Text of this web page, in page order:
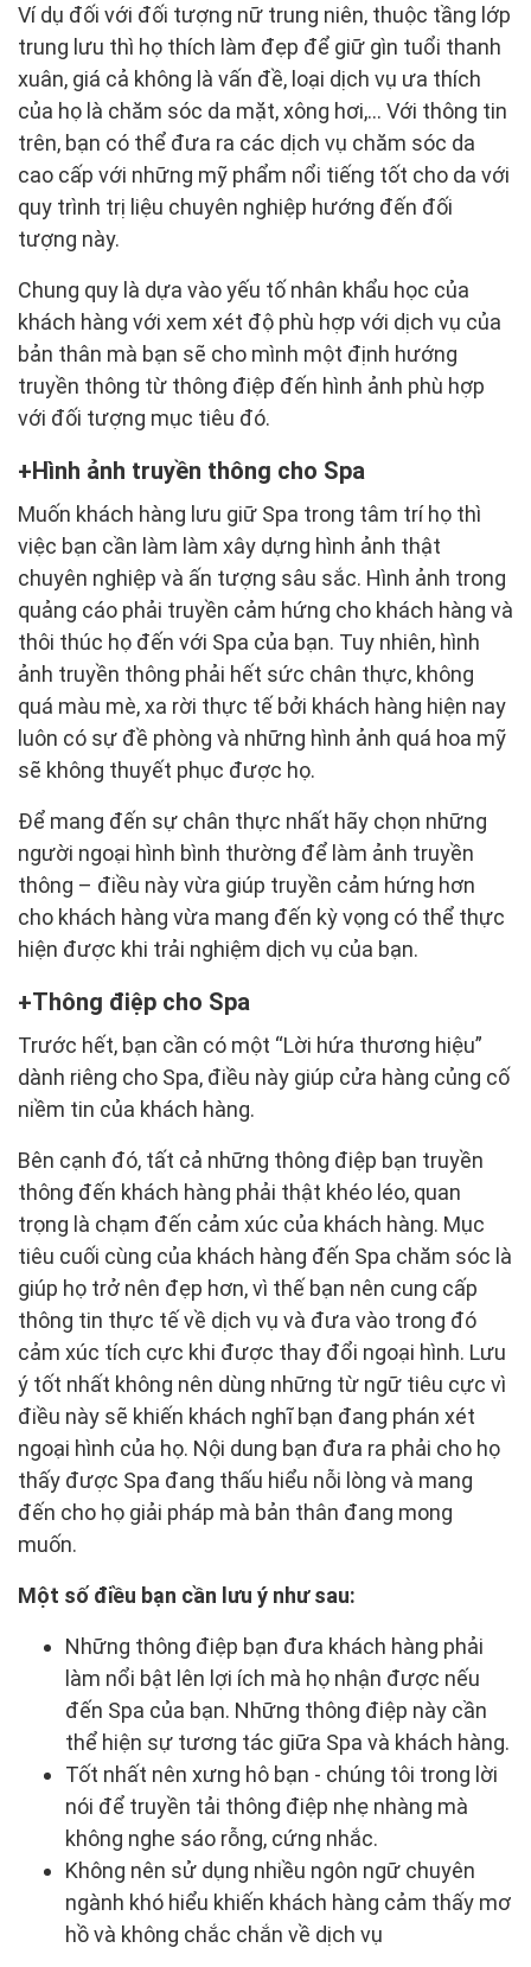
Ví dụ đối với đối tượng nữ trung niên, thuộc tầng lớp
trung lưu thì họ thích làm đẹp để giữ gìn tuổi thanh
xuân, giá cả không là vấn đề, loại dịch vụ ưa thích
của họ là chăm sóc da mặt, xông hơi,... Với thông tin
trên, bạn có thể đưa ra các dịch vụ chăm sóc da
cao cấp với những mỹ phẩm nổi tiếng tốt cho da với
quy trình trị liệu chuyên nghiệp hướng đến đối
tượng này.
Chung quy là dựa vào yếu tố nhân khẩu học của
khách hàng với xem xét độ phù hợp với dịch vụ của
bản thân mà bạn sẽ cho mình một định hướng
truyền thông từ thông điệp đến hình ảnh phù hợp
với đối tượng mục tiêu đó.
Hình ảnh truyền thông cho Spa
Muốn khách hàng lưu giữ Spa trong tâm trí họ thì
việc bạn cần làm làm xây dựng hình ảnh thật
chuyên nghiệp và ấn tượng sâu sắc. Hình ảnh trong
quảng cáo phải truyền cảm hứng cho khách hàng và
thôi thúc họ đến với Spa của bạn. Tuy nhiên, hình
ảnh truyền thông phải hết sức chân thực, không
quá màu mè, xa rời thực tế bởi khách hàng hiện nay
luôn có sự đề phòng và những hình ảnh quá hoa mỹ
sẽ không thuyết phục được họ.
Để mang đến sự chân thực nhất hãy chọn những
người ngoại hình bình thường để làm ảnh truyền
thông – điều này vừa giúp truyền cảm hứng hơn
cho khách hàng vừa mang đến kỳ vọng có thể thực
hiện được khi trải nghiệm dịch vụ của bạn.
Thông điệp cho Spa
Trước hết, bạn cần có một “Lời hứa thương hiệu”
dành riêng cho Spa, điều này giúp cửa hàng củng cố
niềm tin của khách hàng.
Bên cạnh đó, tất cả những thông điệp bạn truyền
thông đến khách hàng phải thật khéo léo, quan
trọng là chạm đến cảm xúc của khách hàng. Mục
tiêu cuối cùng của khách hàng đến Spa chăm sóc là
giúp họ trở nên đẹp hơn, vì thế bạn nên cung cấp
thông tin thực tế về dịch vụ và đưa vào trong đó
cảm xúc tích cực khi được thay đổi ngoại hình. Lưu
ý tốt nhất không nên dùng những từ ngữ tiêu cực vì
điều này sẽ khiến khách nghĩ bạn đang phán xét
ngoại hình của họ. Nội dung bạn đưa ra phải cho họ
thấy được Spa đang thấu hiểu nỗi lòng và mang
đến cho họ giải pháp mà bản thân đang mong
muốn.
Một số điều bạn cần lưu ý như sau:
Những thông điệp bạn đưa khách hàng phải
làm nổi bật lên lợi ích mà họ nhận được nếu
đến Spa của bạn. Những thông điệp này cần
thể hiện sự tương tác giữa Spa và khách hàng.
Tốt nhất nên xưng hô bạn - chúng tôi trong lời
nói để truyền tải thông điệp nhẹ nhàng mà
không nghe sáo rỗng, cứng nhắc.
Không nên sử dụng nhiều ngôn ngữ chuyên
ngành khó hiểu khiến khách hàng cảm thấy mơ
hồ và không chắc chắn về dịch vụ